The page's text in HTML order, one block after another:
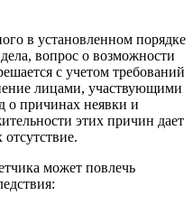
в установленном порядке
вопрос о возможности
с учетом требований
лицами, участвующими
о причинах неявки и
этих причин дает
может повлечь